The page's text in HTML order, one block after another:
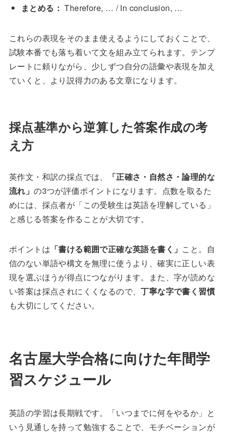
まとめる： Therefore, … / In conclusion, …
これらの表現をそのまま使えるようにしておくことで、
試験本番でも落ち着いて文を組み立てられます。テンプ
レートに頼りながら、少しずつ自分の語彙や表現を加え
ていくと、より説得力のある文章になります。
採点基準から逆算した答案作成の考
え方
英作文・和訳の採点では、
「正確さ・自然さ・論理的な
流れ」の3つが評価ポイントになります。点数を取るた
めには、採点者が「この受験生は英語を理解している」
と感じる答案を作ることが大切です。
ポイントは 「書ける範囲で正確な英語を書く」 こと。自
信のない単語や構文を無理に使うより、確実に正しい表
現を選ぶほうが得点につながります。また、字が読めな
い答案は採点されにくくなるので、丁寧な字で書く習慣
も大切にしてください。
名古屋大学合格に向けた年間学
習スケジュール
英語の学習は長期戦です。「いつまでに何をやるか」と
いう見通しを持って勉強することで、モチベーションが